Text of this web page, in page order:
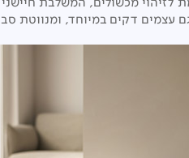
עצמים דקים במיוחד, ומנווטת